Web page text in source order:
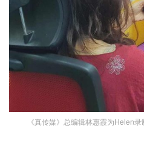
《真传媒》总编辑林惠霞为Helen录